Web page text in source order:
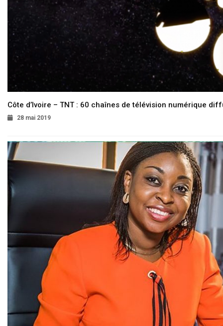
Côte d’Ivoire – TNT : 60 chaînes de télévision numérique
28 mai 2019